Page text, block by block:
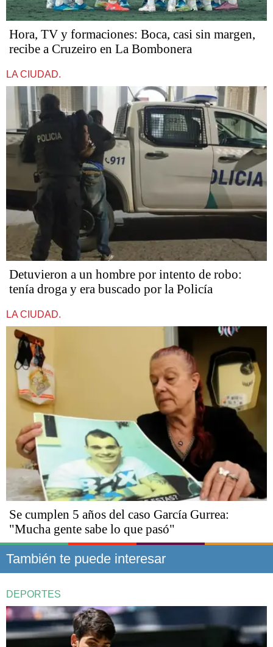
Hora, TV y formaciones: Boca, casi sin margen,
recibe a Cruzeiro en La Bombonera
LA CIUDAD.
Detuvieron a un hombre por intento de robo:
tenía droga y era buscado por la Policía
LA CIUDAD.
Se cumplen 5 años del caso García Gurrea:
"Mucha gente sabe lo que pasó"
También te puede interesar
DEPORTES